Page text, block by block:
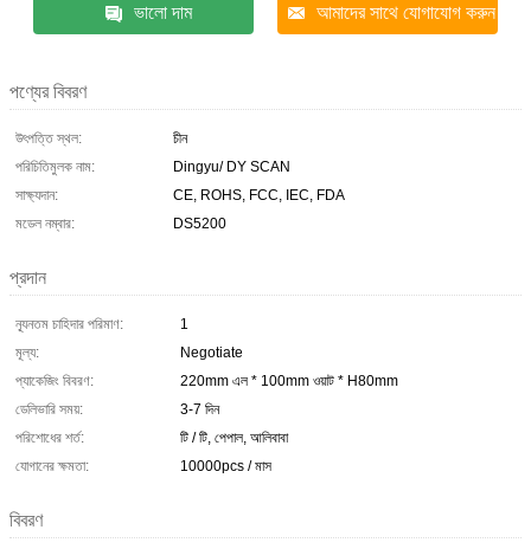
ভালো দাম আমাদের সাথে যোগাযোগ করুন
পণ্যের বিবরণ
উৎপত্তি স্থল:
চীন
পরিচিতিমুলক নাম:
Dingyu/ DY SCAN
সাক্ষ্যদান:
CE, ROHS, FCC, IEC, FDA
মডেল নম্বার:
DS5200
প্রদান
ন্যূনতম চাহিদার পরিমাণ:
1
মূল্য:
Negotiate
প্যাকেজিং বিবরণ:
220mm এল * 100mm ওয়াট * H80mm
ডেলিভারি সময়:
3-7 দিন
পরিশোধের শর্ত:
টি / টি, পেপাল, আলিবাবা
যোগানের ক্ষমতা:
10000pcs / মাস
বিবরণ